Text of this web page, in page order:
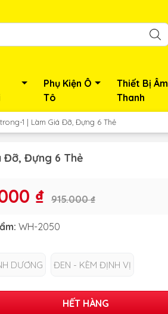
Phụ Kiện Ô
Tô
Thiết Bị Âm
Thanh
1 | Làm Giá Đỡ, Đựng 6 Thẻ
Đỡ, Đựng 6 Thẻ
₫ 915.000 ₫
WH-2050
DƯƠNG ĐEN - KÈM ĐỊNH VỊ
HẾT HÀNG